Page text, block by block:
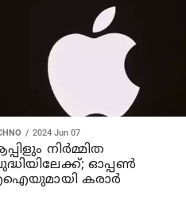
2024 Jun 07
നിര്‍മ്മിത
ഓപ്പണ്‍
കരാര്‍